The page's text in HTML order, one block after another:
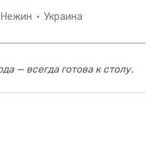
Нежин · Украина
— всегда готова к столу.